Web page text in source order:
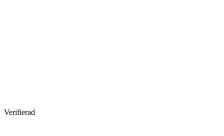
Verifierad